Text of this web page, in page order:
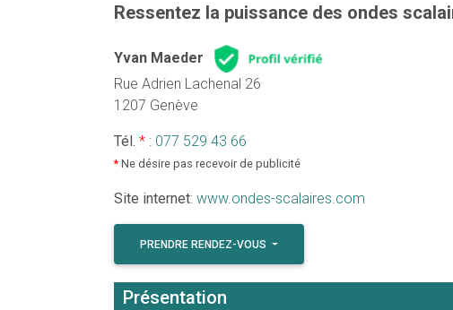
Ressentez la puissance des ondes
Yvan Maeder
Rue Adrien Lachenal 26
1207 Genève
Tél. *: 077 529 43 66
*Ne désire pas recevoir de publicité
Site internet: www.ondes-scalaires.com
PRENDRE RENDEZ-VOUS
Présentation